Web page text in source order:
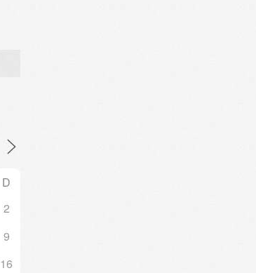
D
2
9
16